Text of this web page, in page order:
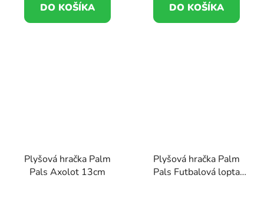
DO KOŠÍKA DO KOŠÍKA
Plyšová hračka Palm
Pals Axolot 13cm
Plyšová hračka Palm
Pals Futbalová lopta